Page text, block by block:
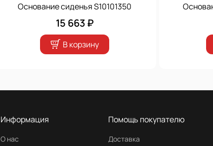
Основание сиденья S10101350
15 663 ₽
В корзину
Информация
О нас
Помощь покупателю
Доставка